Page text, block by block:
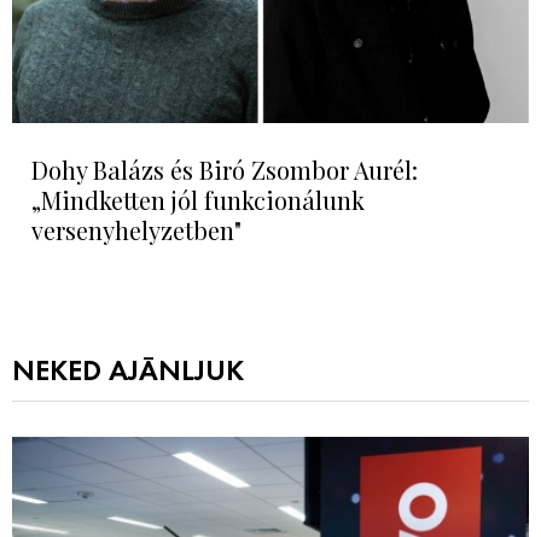
Dohy Balázs és Biró Zsombor Aurél:
„Mindketten jól funkcionálunk
versenyhelyzetben"
NEKED AJÁNLJUK